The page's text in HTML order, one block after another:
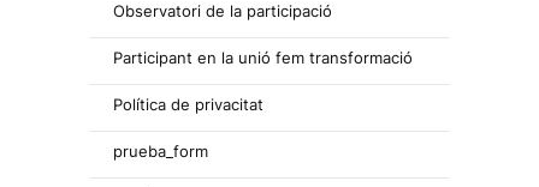
Observatori de la participació
Participant en la unió fem transformació
Política de privacitat
prueba_form